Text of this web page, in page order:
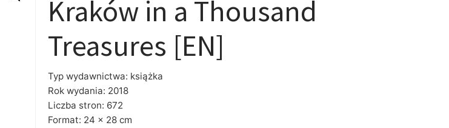
Kraków in a Thousand
Treasures [EN]
Typ wydawnictwa: książka
Rok wydania: 2018
Liczba stron: 672
Format: 24 × 28 cm